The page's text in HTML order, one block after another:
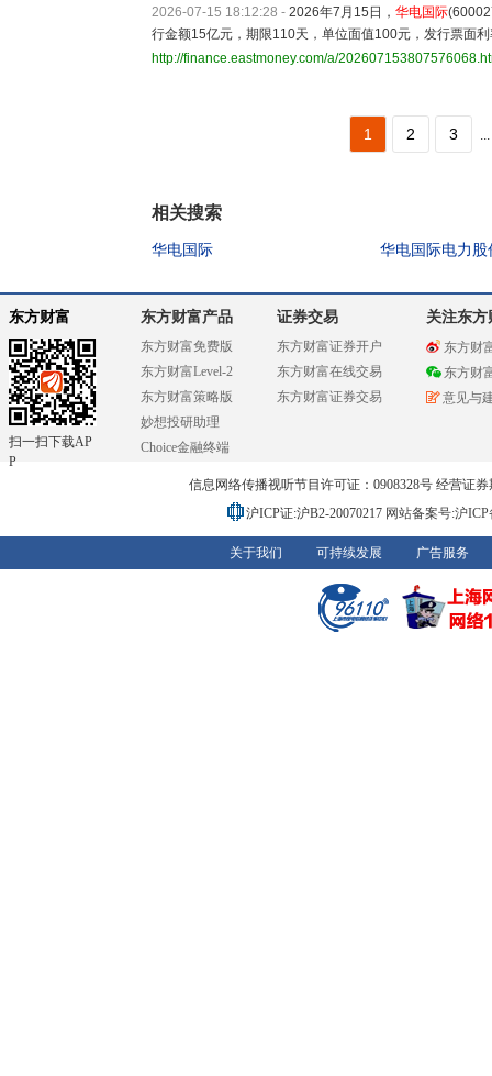
2026-07-15 18:12:28 - 2026年7月15日， 华电国际
行金额15亿元，期限110天，单位面值100元，发行票面
http://finance.eastmoney.com/a/
1 2 3 ...
相关搜索
华电国际 华电国际电力股
东方财富
扫一扫下载AP
P
东方财富产品
东方财富免费版
东方财富Level-2
东方财富策略版
妙想投研助理
Choice金融终端
证券交易
东方财富证券开户
东方财富在线交易
东方财富证券交易
关注东方
东方财
东方财
意见与
信息网络传播视听节目许可证：0908328号 经营证
沪ICP证:沪B2-20070217 网站备案号:沪
关于我们 可持续发展 广告服务